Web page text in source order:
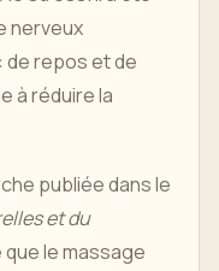
nerveux
de repos et de
à réduire la
publiée dans le
et du
que le massage